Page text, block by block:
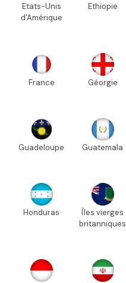
Etats-Unis
d'Amérique
Ethiopie
France Géorgie
Guadeloupe Guatemala
Honduras
Îles vierges
britanniques